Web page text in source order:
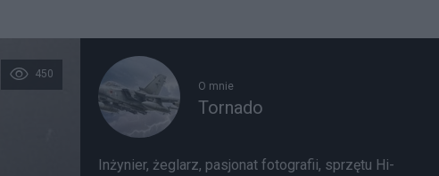
450
O mnie
Tornado
Inżynier, żeglarz, pasjonat fotografii, sprzętu Hi-